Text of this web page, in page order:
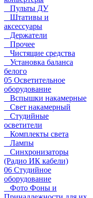
Пульты ДУ
Штативы и
аксессуары
Держатели
Прочее
Чистящие средства
Установка баланса
белого
05 Осветительное
оборудование
Вспышки накамерные
Свет накамерный
Студийные
осветители
Комплекты света
Лампы
Синхронизаторы
(Радио ИК кабели)
06 Студийное
оборудование
Фото Фоны и